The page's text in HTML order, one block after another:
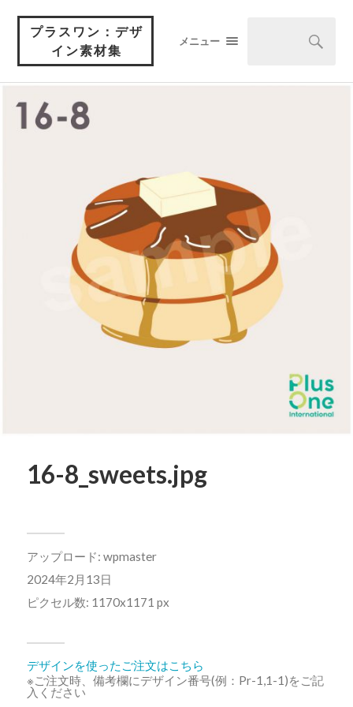
プラスワン：デザ
イン素材集
メニュー
16-8_sweets.jpg
アップロード: wpmaster
2024年2月13日
ピクセル数: 1170x1171 px
デザインを使ったご注文はこちら
※ご注文時、備考欄にデザイン番号(例：Pr-1,1-1)をご記
入ください